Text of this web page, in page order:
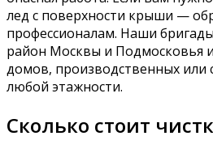
лед с поверхности крыши —
профессионалам. Наши
район Москвы и Подмосковья
домов, производственных или
любой этажности.
Сколько стоит